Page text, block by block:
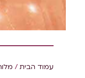
עמוד הבית /